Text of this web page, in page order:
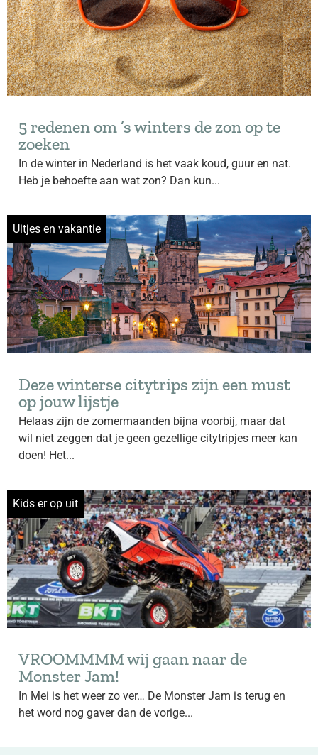
5 redenen om ’s winters de zon op te
zoeken
In de winter in Nederland is het vaak koud, guur en nat.
Heb je behoefte aan wat zon? Dan kun...
Uitjes en vakantie
Deze winterse citytrips zijn een must
op jouw lijstje
Helaas zijn de zomermaanden bijna voorbij, maar dat
wil niet zeggen dat je geen gezellige citytripjes meer kan
doen! Het...
Kids er op uit
VROOMMMM wij gaan naar de
Monster Jam!
In Mei is het weer zo ver… De Monster Jam is terug en
het word nog gaver dan de vorige...